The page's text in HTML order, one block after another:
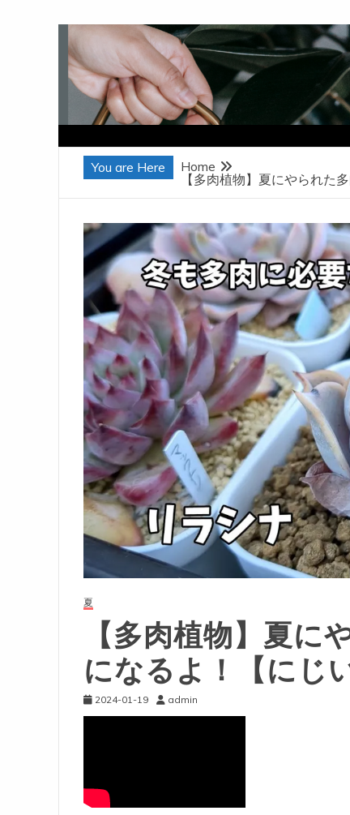
Skip
to
content
You are Here
Home
【多肉植物】夏にやられた
夏
【多肉植物】夏
になるよ！【にじ
2024-01-19 admin